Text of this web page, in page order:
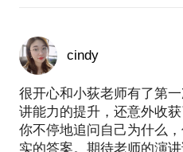
cindy
很开心和小荻老师有了第
讲能力的提升，还意外收
你不停地追问自己为什么
实的答案。期待老师的演讲